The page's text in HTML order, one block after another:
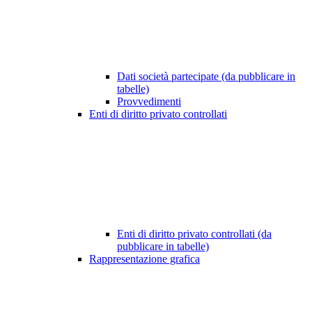
Dati società partecipate (da pubblicare in
tabelle)
Provvedimenti
Enti di diritto privato controllati
Enti di diritto privato controllati (da
pubblicare in tabelle)
Rappresentazione grafica